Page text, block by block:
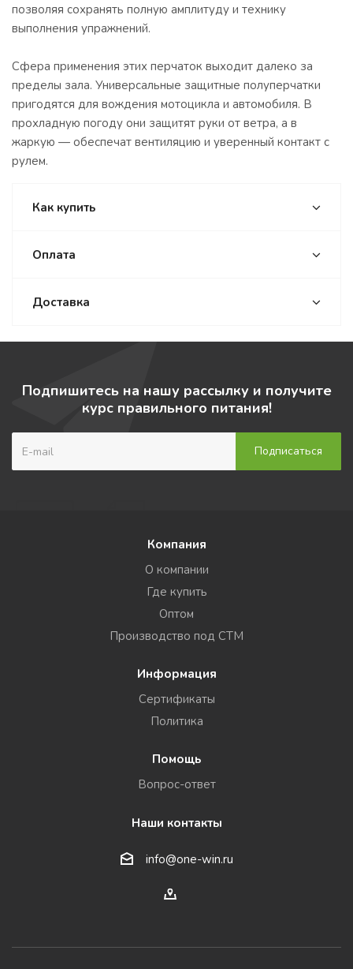
позволяя сохранять полную амплитуду и технику
выполнения упражнений.
Сфера применения этих перчаток выходит далеко за
пределы зала. Универсальные защитные полуперчатки
пригодятся для вождения мотоцикла и автомобиля. В
прохладную погоду они защитят руки от ветра, а в
жаркую — обеспечат вентиляцию и уверенный контакт с
рулем.
Как купить
Оплата
Доставка
Подпишитесь на нашу рассылку и получите
курс правильного питания!
Компания
О компании
Где купить
Оптом
Производство под СТМ
Информация
Сертификаты
Политика
Помощь
Вопрос-ответ
Наши контакты
info@one-win.ru